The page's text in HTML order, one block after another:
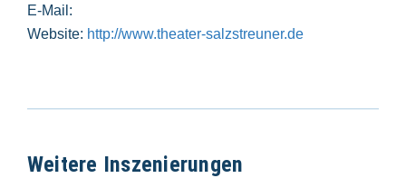
E-Mail:
Website: http://www.theater-salzstreuner.de
Weitere Inszenierungen